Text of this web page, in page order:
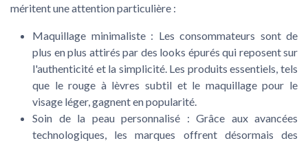
méritent une attention particulière :
Maquillage minimaliste : Les consommateurs sont de
plus en plus attirés par des looks épurés qui reposent sur
l'authenticité et la simplicité. Les produits essentiels, tels
que le rouge à lèvres subtil et le maquillage pour le
visage léger, gagnent en popularité.
Soin de la peau personnalisé : Grâce aux avancées
technologiques, les marques offrent désormais des